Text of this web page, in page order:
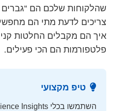
צריכים לדעת מתי הם
איך הם מקבלים החלטות
פלטפורמות הם הכי פעילים.
טיפ מקצועי